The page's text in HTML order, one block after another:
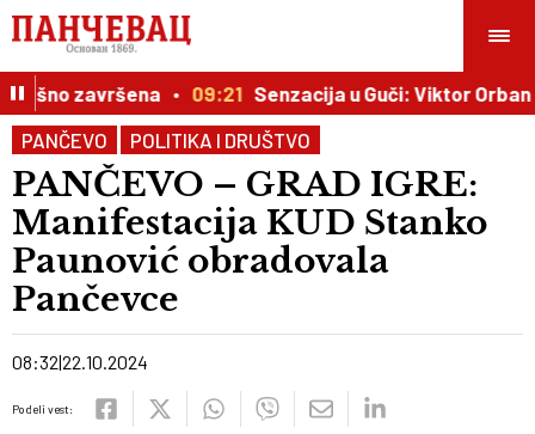
završena 09:21 Senzacija u Guči: Viktor Orban
PANČEVO
POLITIKA I DRUŠTVO
PANČEVO – GRAD IGRE:
Manifestacija KUD Stanko
Paunović obradovala
Pančevce
08:32 22.10.2024
Podeli vest: